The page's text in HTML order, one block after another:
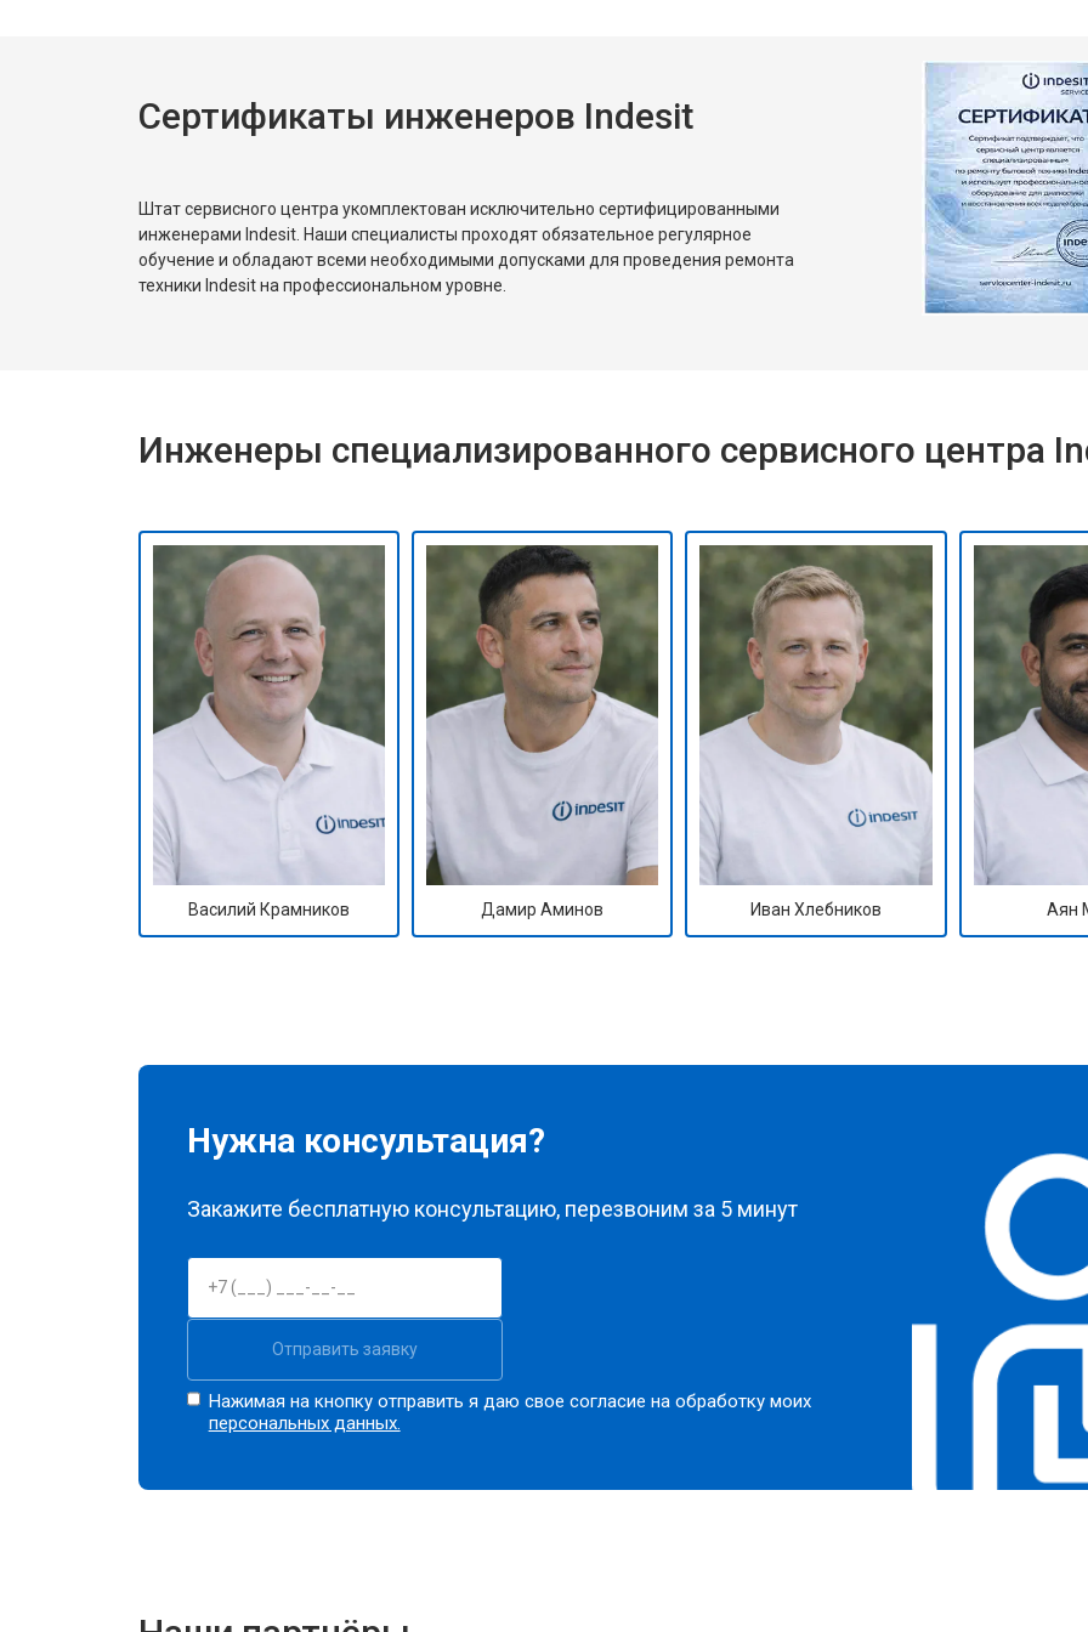
Сертификаты инженеров Indesit
Штат сервисного центра укомплектован исключительно сертифицированными
инженерами Indesit. Наши специалисты проходят обязательное регулярное
обучение и обладают всеми необходимыми допусками для проведения ремонта
техники Indesit на профессиональном уровне.
Инженеры специализированного сервисного центра
Василий Крамников Дамир Аминов Иван Хлебников Аян
Нужна консультация?
Закажите бесплатную консультацию, перезвоним за 5 минут
Отправить заявку
Нажимая на кнопку отправить я даю свое согласие на обработку моих
персональных данных.